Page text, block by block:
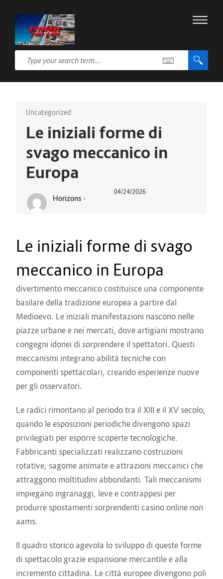
Uncategorized
Le iniziali forme di
svago meccanico in
Europa
Horizons -
04/24/2026
Le iniziali forme di svago
meccanico in Europa
divertimento meccanico costituisce una componente
basilare della tradizione europea a partire dal
Medioevo. Le iniziali manifestazioni nascono nelle
piazze urbane e nei mercati, dove artigiani mostrano
congegni idonei di sorprendere il spettatori. Questi
meccanismi integrano abilità tecniche con
componenti spettacolari, creando esperienze nuove
per gli osservatori.
Le radici rimontano al periodo tra il XIII e il XV secolo,
quando le esposizioni periodiche divengono spazi
privilegiati per esporre scoperte tecnologiche.
Fabbricanti specializzati realizzano costruzioni
rotative, sagome animate e attrazioni meccanici che
attraggono moltitudini abbondanti. Tali meccanismi
impiegano ingranaggi, leve e contrappesi per
produrre spostamenti sorprendenti casino online non
aams.
Il quadro storico agevola lo sviluppo di queste forme
di spettacolo grazie espansione mercantile e alla
incremento cittadina. Le città europee divengono poli